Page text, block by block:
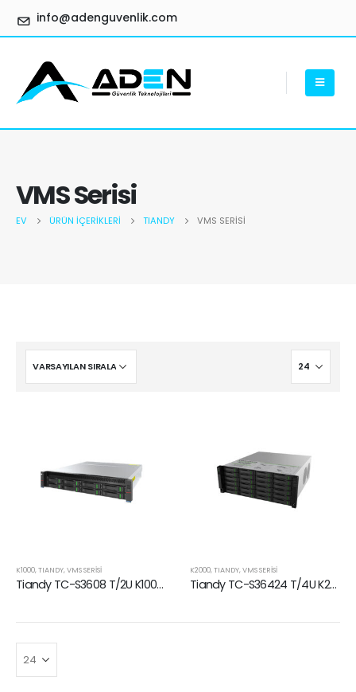
info@adenguvenlik.com
VMS Serisi
EV ÜRÜN İÇERIKLERI TIANDY VMS SERISI
K1000,TIANDY,VMS SERISI
Tiandy TC-S3608 T/2U K1000 K1000 Hepsi Bir Arada Video Yönetim Sunucusu
K2000,TIANDY,VMS SERISI
Tiandy TC-S36424 T/4U K2000 K2000 Hepsi Bir Arada Video Yönetim Sunucusu